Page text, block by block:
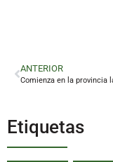
ANTERIOR
Etiquetas